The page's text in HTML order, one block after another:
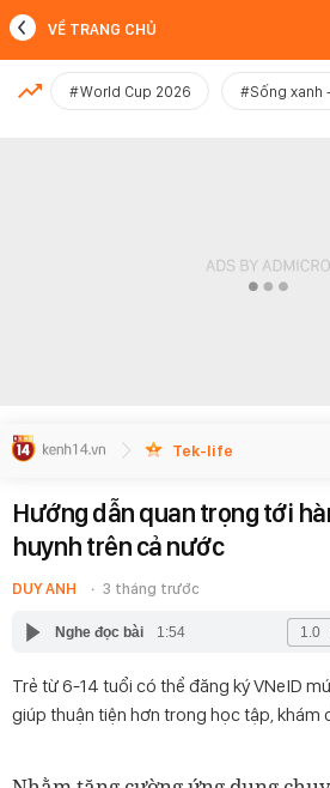
MỚI NHẤT
VỀ TRANG CHỦ
#World Cup 2026 #Sống xanh
Tek-life
Hướng dẫn quan trọng tới
huynh trên cả nước
DUY ANH 3 tháng trước
Nghe đọc bài 1:54
Trẻ từ 6-14 tuổi có thể đăng ký VNeID
giúp thuận tiện hơn trong học tập, khám